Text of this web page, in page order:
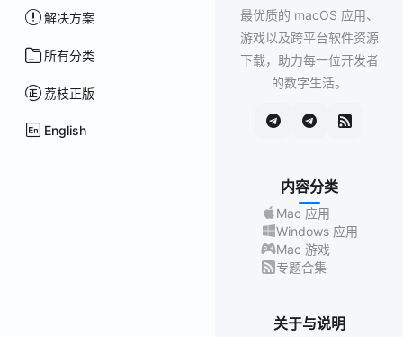
解决方案
所有分类
荔枝正版
English
最优质的 macOS 应用、
游戏以及跨平台软件资源
下载，助力每一位开发者
的数字生活。
内容分类
Mac 应用
Windows 应用
Mac 游戏
专题合集
关于与说明